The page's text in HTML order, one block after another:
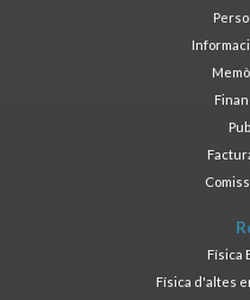
Física
Física d'altes